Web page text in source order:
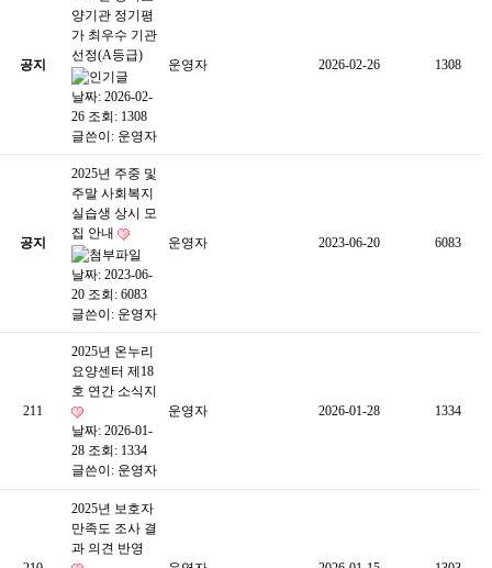
공지
양기관 정기평
가 최우수 기관
선정(A등급)
날짜: 2026-02-
26 조회: 1308
글쓴이: 운영자
운영자 2026-02-26 1308
공지
2025년 주중 및
주말 사회복지
실습생 상시 모
집 안내
날짜: 2023-06-
20 조회: 6083
글쓴이: 운영자
운영자 2023-06-20 6083
211
2025년 온누리
요양센터 제18
호 연간 소식지
날짜: 2026-01-
28 조회: 1334
글쓴이: 운영자
운영자 2026-01-28 1334
2025년 보호자
만족도 조사 결
과 의견 반영